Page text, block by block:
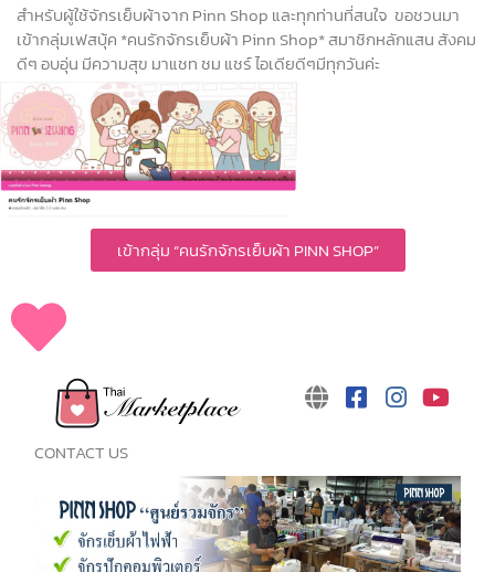
สำหรับผู้ใช้จักรเย็บผ้าจาก Pinn Shop และทุกท่านที่สนใจ ขอชวนมา
เข้ากลุ่มเฟสบุ้ค *คนรักจักรเย็บผ้า Pinn Shop* สมาชิกหลักแสน สังคม
ดีๆ อบอุ่น มีความสุข มาแชท ชม แชร์ ไอเดียดีๆมีทุกวันค่ะ
เข้ากลุ่ม “คนรักจักรเย็บผ้า PINN SHOP”
CONTACT US